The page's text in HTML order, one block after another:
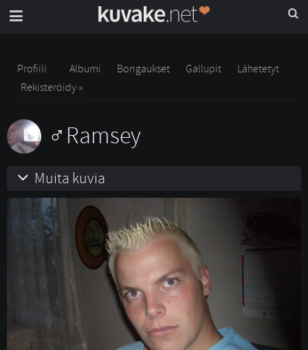
Profiili Albumi Bongaukset Gallupit
Lähetetyt
Rekisteröidy »
Ramsey
Muita kuvia